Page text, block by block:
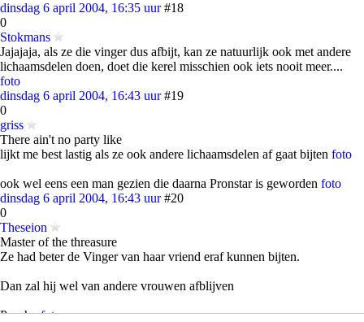
dinsdag 6 april 2004, 16:35 uur #18
0
Stokmans
Jajajaja, als ze die vinger dus afbijt, kan ze natuurlijk ook met andere
lichaamsdelen doen, doet die kerel misschien ook iets nooit meer....
foto
dinsdag 6 april 2004, 16:43 uur #19
0
griss
There ain't no party like
lijkt me best lastig als ze ook andere lichaamsdelen af gaat bijten foto
ook wel eens een man gezien die daarna Pronstar is geworden foto
dinsdag 6 april 2004, 16:43 uur #20
0
Theseion
Master of the threasure
Ze had beter de Vinger van haar vriend eraf kunnen bijten.
Dan zal hij wel van andere vrouwen afblijven
Psychofoto